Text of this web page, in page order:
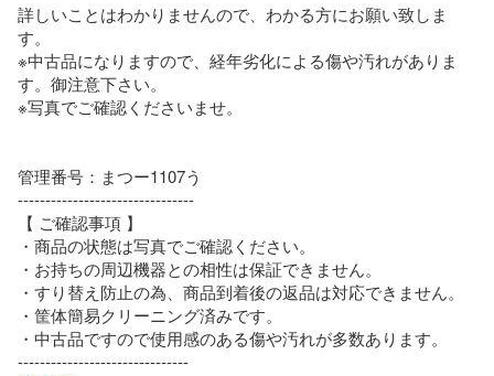
詳しいことはわかりませんので、わかる方にお願い致しま
す。
※中古品になりますので、経年劣化による傷や汚れがありま
す。御注意下さい。
※写真でご確認くださいませ。
管理番号：まつー1107う
--------------------------------
【 ご確認事項 】
・商品の状態は写真でご確認ください。
・お持ちの周辺機器との相性は保証できません。
・すり替え防止の為、商品到着後の返品は対応できません。
・筐体簡易クリーニング済みです。
・中古品ですので使用感のある傷や汚れが多数あります。